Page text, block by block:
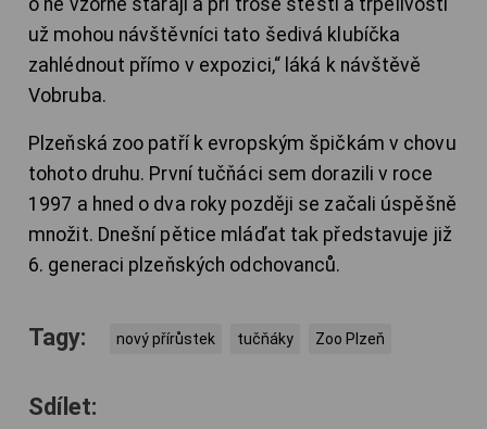
už mohou návštěvníci tato šedivá klubíčka
zahlédnout přímo v expozici,“ láká k návštěvě
Vobruba.
Plzeňská zoo patří k evropským špičkám v chovu
tohoto druhu. První tučňáci sem dorazili v roce
1997 a hned o dva roky později se začali úspěšně
množit. Dnešní pětice mláďat tak představuje již
6. generaci plzeňských odchovanců.
Tagy: nový přírůstek tučňáky Zoo Plzeň
Sdílet: